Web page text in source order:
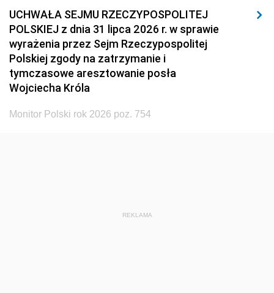
UCHWAŁA SEJMU RZECZYPOSPOLITEJ
POLSKIEJ z dnia 31 lipca 2026 r. w sprawie
wyrażenia przez Sejm Rzeczypospolitej
Polskiej zgody na zatrzymanie i
tymczasowe aresztowanie posła
Wojciecha Króla
Monitor Polski rok 2026 poz. 754
REKLAMA